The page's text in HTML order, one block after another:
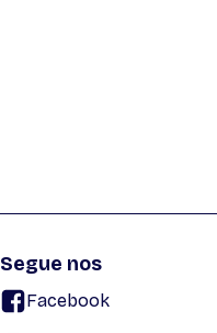
Segue nos
Facebook